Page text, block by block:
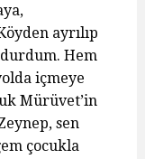
ayrılıp
Hem
içmeye
Mürüvet’in
sen
çocukla